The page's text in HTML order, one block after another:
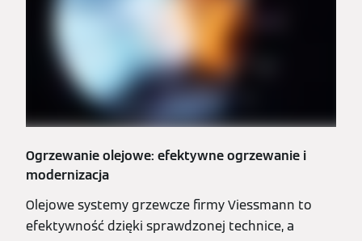
Ogrzewanie olejowe: efektywne ogrzewanie i
modernizacja
Olejowe systemy grzewcze firmy Viessmann to
efektywność dzięki sprawdzonej technice, a